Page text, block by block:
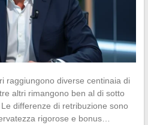
raggiungono diverse centinaia di
altri rimangono ben al di sotto
differenze di retribuzione sono
rigorose e bonus…